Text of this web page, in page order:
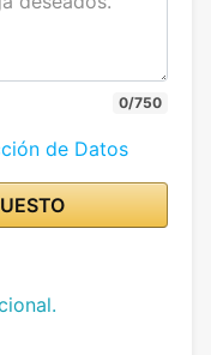
0/750
de Datos